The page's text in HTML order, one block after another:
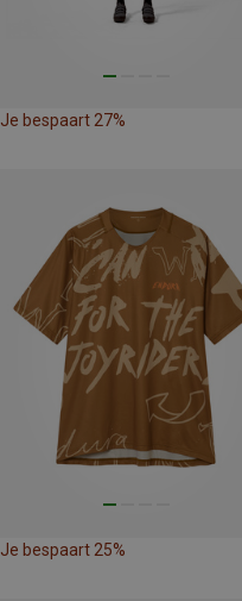
Je bespaart 27%
Je bespaart 25%